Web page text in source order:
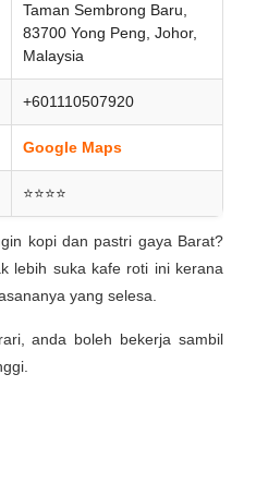
Taman Sembrong Baru,
83700 Yong Peng, Johor,
Malaysia
+601110507920
Google Maps
⭐⭐⭐⭐
kopi dan pastri gaya Barat?
lebih suka kafe roti ini kerana
yang selesa.
anda boleh bekerja sambil